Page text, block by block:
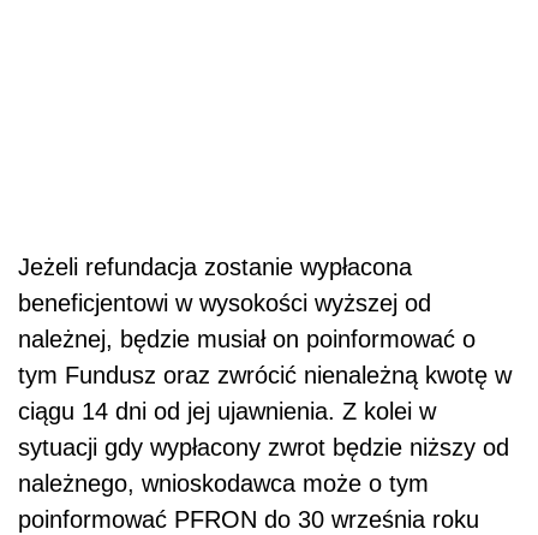
Jeżeli refundacja zostanie wypłacona
beneficjentowi w wysokości wyższej od
należnej, będzie musiał on poinformować o
tym Fundusz oraz zwrócić nienależną kwotę w
ciągu 14 dni od jej ujawnienia. Z kolei w
sytuacji gdy wypłacony zwrot będzie niższy od
należnego, wnioskodawca może o tym
poinformować PFRON do 30 września roku